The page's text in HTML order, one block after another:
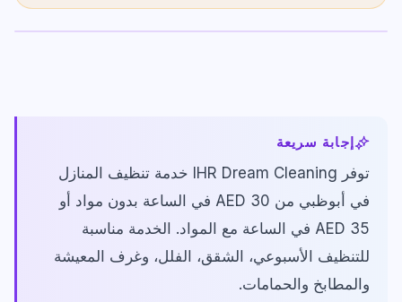
Floor & Tile Cleaning
Commercial & Office Cleaning
Tourist Club Area (Al Zahiyah)
إجابة سريعة
توفر IHR Dream Cleaning خدمة تنظيف المنازل
في أبوظبي من AED 30 في الساعة بدون مواد أو
AED 35 في الساعة مع المواد. الخدمة مناسبة
للتنظيف الأسبوعي، الشقق، الفلل، وغرف المعيشة
والمطابخ والحمامات.